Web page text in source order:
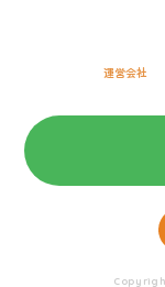
運営会社